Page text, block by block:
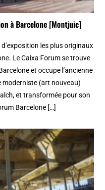
à Barcelone [Montjuic]
les plus originaux
Le Caixa Forum se trouve
et occupe l’ancienne
moderniste (art nouveau)
et transformée pour son
Barcelone […]